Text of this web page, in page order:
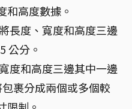
和高度數據。
長度、寬度和高度三邊
公分。
度和高度三邊其中一邊
裹分成兩個或多個較